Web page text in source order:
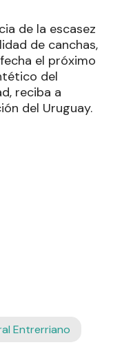
de la escasez
de canchas,
el próximo
del
reciba a
del Uruguay.
Entrerriano